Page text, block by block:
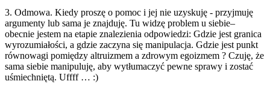
3. Odmowa. Kiedy proszę o pomoc i jej nie uzyskuję - przyjmuję
argumenty lub sama je znajduję. Tu widzę problem u siebie–
obecnie jestem na etapie znalezienia odpowiedzi: Gdzie jest granica
wyrozumiałości, a gdzie zaczyna się manipulacja. Gdzie jest punkt
równowagi pomiędzy altruizmem a zdrowym egoizmem ? Czuję, że
sama siebie manipuluję, aby wytłumaczyć pewne sprawy i zostać
uśmiechniętą. Uffff … :)